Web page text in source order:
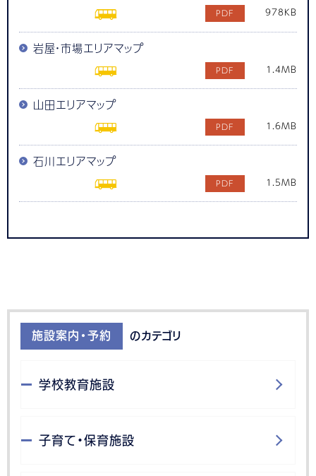
978KB
岩屋・市場エリアマップ
1.4MB
山田エリアマップ
1.6MB
石川エリアマップ
1.5MB
施設案内・予約 のカテゴリ
学校教育施設
子育て・保育施設